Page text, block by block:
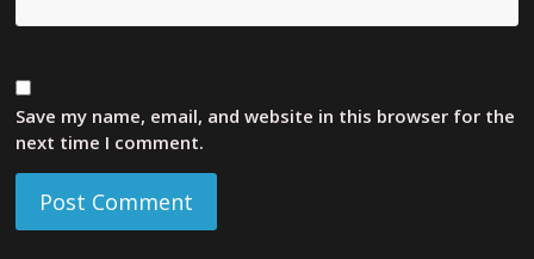
Save my name, email, and website in this browser for the
next time I comment.